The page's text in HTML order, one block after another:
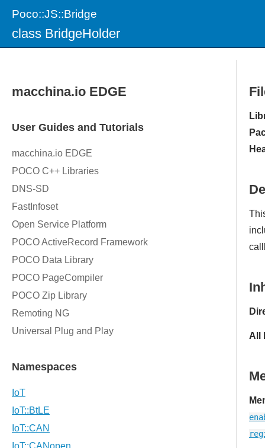
Poco::JS::Bridge
class BridgeHolder
All